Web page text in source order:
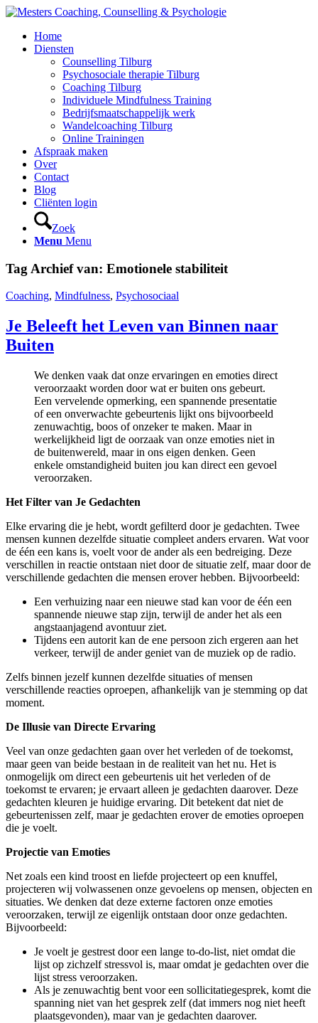
Home
Diensten
Counselling Tilburg
Psychosociale therapie Tilburg
Coaching Tilburg
Individuele Mindfulness Training
Bedrijfsmaatschappelijk werk
Wandelcoaching Tilburg
Online Trainingen
Afspraak maken
Over
Contact
Blog
Cliënten login
Zoek
Menu Menu
Tag Archief van: Emotionele stabiliteit
Coaching, Mindfulness, Psychosociaal
Je Beleeft het Leven van Binnen naar
Buiten
We denken vaak dat onze ervaringen en emoties direct
veroorzaakt worden door wat er buiten ons gebeurt.
Een vervelende opmerking, een spannende presentatie
of een onverwachte gebeurtenis lijkt ons bijvoorbeeld
zenuwachtig, boos of onzeker te maken. Maar in
werkelijkheid ligt de oorzaak van onze emoties niet in
de buitenwereld, maar in ons eigen denken. Geen
enkele omstandigheid buiten jou kan direct een gevoel
veroorzaken.
Het Filter van Je Gedachten
Elke ervaring die je hebt, wordt gefilterd door je gedachten. Twee
mensen kunnen dezelfde situatie compleet anders ervaren. Wat voor
de één een kans is, voelt voor de ander als een bedreiging. Deze
verschillen in reactie ontstaan niet door de situatie zelf, maar door de
verschillende gedachten die mensen erover hebben. Bijvoorbeeld:
Een verhuizing naar een nieuwe stad kan voor de één een
spannende nieuwe stap zijn, terwijl de ander het als een
angstaanjagend avontuur ziet.
Tijdens een autorit kan de ene persoon zich ergeren aan het
verkeer, terwijl de ander geniet van de muziek op de radio.
Zelfs binnen jezelf kunnen dezelfde situaties of mensen
verschillende reacties oproepen, afhankelijk van je stemming op dat
moment.
De Illusie van Directe Ervaring
Veel van onze gedachten gaan over het verleden of de toekomst,
maar geen van beide bestaan in de realiteit van het nu. Het is
onmogelijk om direct een gebeurtenis uit het verleden of de
toekomst te ervaren; je ervaart alleen je gedachten daarover. Deze
gedachten kleuren je huidige ervaring. Dit betekent dat niet de
gebeurtenissen zelf, maar je gedachten erover de emoties oproepen
die je voelt.
Projectie van Emoties
Net zoals een kind troost en liefde projecteert op een knuffel,
projecteren wij volwassenen onze gevoelens op mensen, objecten en
situaties. We denken dat deze externe factoren onze emoties
veroorzaken, terwijl ze eigenlijk ontstaan door onze gedachten.
Bijvoorbeeld:
Je voelt je gestrest door een lange to-do-list, niet omdat die
lijst op zichzelf stressvol is, maar omdat je gedachten over die
lijst stress veroorzaken.
Als je zenuwachtig bent voor een sollicitatiegesprek, komt die
spanning niet van het gesprek zelf (dat immers nog niet heeft
plaatsgevonden), maar van je gedachten daarover.